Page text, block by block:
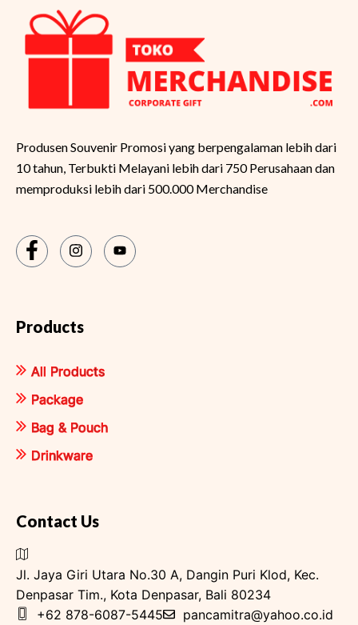
Produsen Souvenir Promosi yang berpengalaman lebih dari
10 tahun, Terbukti Melayani lebih dari 750 Perusahaan dan
memproduksi lebih dari 500.000 Merchandise
Products
All Products
Package
Bag & Pouch
Drinkware
Contact Us
Jl. Jaya Giri Utara No.30 A, Dangin Puri Klod, Kec.
Denpasar Tim., Kota Denpasar, Bali 80234
+62 878-6087-5445
pancamitra@yahoo.co.id